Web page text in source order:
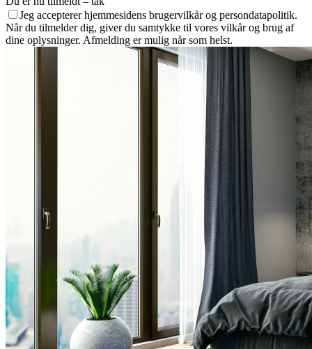
Jeg accepterer hjemmesidens brugervilkår og persondatapolitik.
Når du tilmelder dig, giver du samtykke til vores vilkår og brug af
dine oplysninger. Afmelding er mulig når som helst.